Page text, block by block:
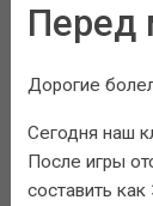
Перед
Дорогие
Сегодня наш
После игры
составить